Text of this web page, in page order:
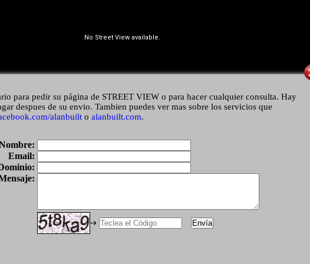
para pedir su página de STREET VIEW o para hacer cualquier consulta. Hay
despues de su envio. Tambien puedes ver mas sobre los servicios que
alanbuilt o alanbuilt.com.
Email: